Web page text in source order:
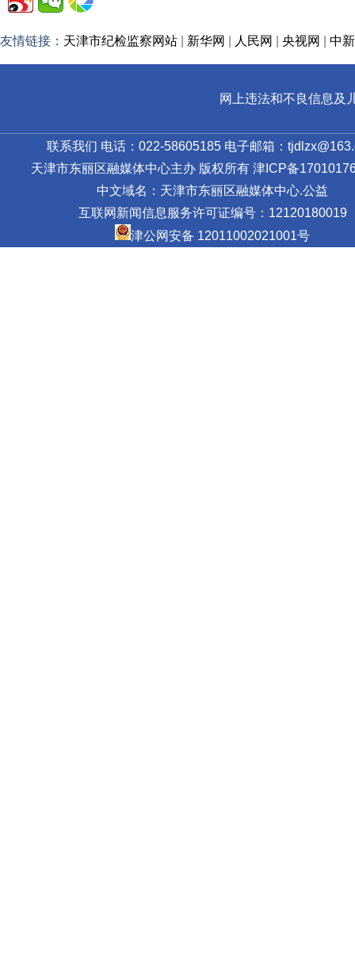
友情链接： 天津市纪检监察网站 新华网 人民网 央视网 中
网上违法和不良信息及
联系我们 电话：022-58605185 电子邮箱：
天津市东丽区融媒体中心主办 版权所有 津ICP备
中文域名：天津市东丽区融媒体中心.公益
互联网新闻信息服务许可证编号：12120180019
津公网安备 12011002021001号